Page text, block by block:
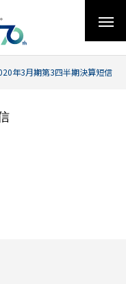
年3月期第3四半期決算短信